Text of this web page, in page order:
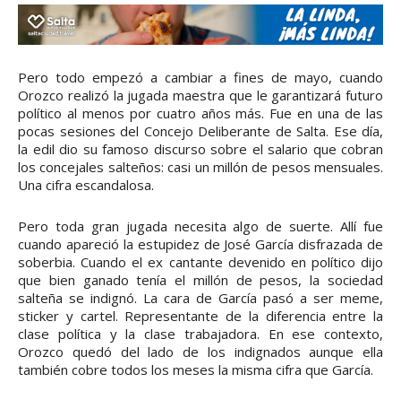
Pero todo empezó a cambiar a fines de mayo, cuando
Orozco realizó la jugada maestra que le garantizará futuro
político al menos por cuatro años más. Fue en una de las
pocas sesiones del Concejo Deliberante de Salta. Ese día,
la edil dio su famoso discurso sobre el salario que cobran
los concejales salteños: casi un millón de pesos mensuales.
Una cifra escandalosa.
Pero toda gran jugada necesita algo de suerte. Allí fue
cuando apareció la estupidez de José García disfrazada de
soberbia. Cuando el ex cantante devenido en político dijo
que bien ganado tenía el millón de pesos, la sociedad
salteña se indignó. La cara de García pasó a ser meme,
sticker y cartel. Representante de la diferencia entre la
clase política y la clase trabajadora. En ese contexto,
Orozco quedó del lado de los indignados aunque ella
también cobre todos los meses la misma cifra que García.